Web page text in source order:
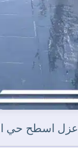
عزل اسطح حي